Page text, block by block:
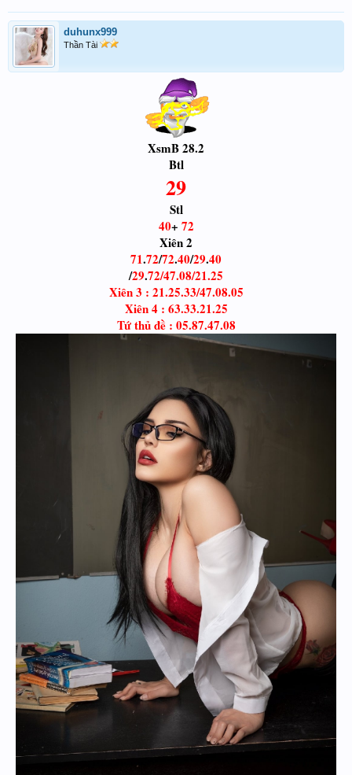
duhunx999
Thần Tài
XsmB 28.2
Btl
29
Stl
40+ 72
Xiên 2
71.72/72.40/29.40
/29.72/47.08/21.25
Xiên 3 : 21.25.33/47.08.05
Xiên 4 : 63.33.21.25
Tứ thủ đề : 05.87.47.08